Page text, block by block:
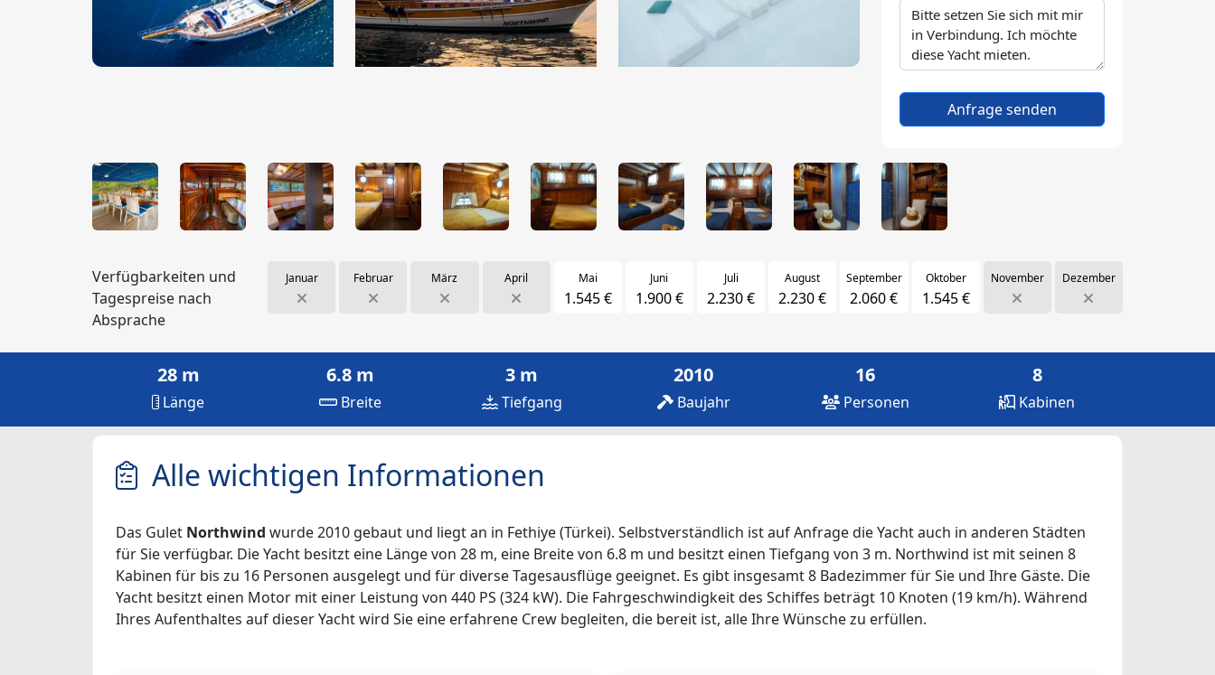
Anfrage senden
Verfügbarkeiten und
Tagespreise nach
Absprache
Januar Februar März April Mai
1.545 €
Juni
1.900 €
Juli
2.230 €
August
2.230 €
September
2.060 €
Oktober
1.545 €
November Dezember
28 m
Länge
6.8 m
Breite
3 m
Tiefgang
2010
Baujahr
16
Personen
8
Kabinen
Alle wichtigen Informationen
Das Gulet Northwind wurde 2010 gebaut und liegt an in Fethiye (Türkei). Selbstverständlich ist auf Anfrage die Yacht auch in anderen Städten
für Sie verfügbar. Die Yacht besitzt eine Länge von 28 m, eine Breite von 6.8 m und besitzt einen Tiefgang von 3 m. Northwind ist mit seinen 8
Kabinen für bis zu 16 Personen ausgelegt und für diverse Tagesausflüge geeignet. Es gibt insgesamt 8 Badezimmer für Sie und Ihre Gäste. Die
Yacht besitzt einen Motor mit einer Leistung von 440 PS (324 kW). Die Fahrgeschwindigkeit des Schiffes beträgt 10 Knoten (19 km/h). Während
Ihres Aufenthaltes auf dieser Yacht wird Sie eine erfahrene Crew begleiten, die bereit ist, alle Ihre Wünsche zu erfüllen.